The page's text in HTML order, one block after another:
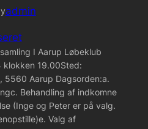
admin
I Aarup Løbeklub
19.00Sted:
5560 Aarup Dagsorden:a.
Behandling af indkomne
(Inge og Peter er på valg.
Valg af